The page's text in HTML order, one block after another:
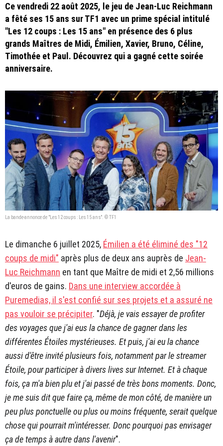
Ce vendredi 22 août 2025, le jeu de Jean-Luc Reichmann
a fêté ses 15 ans sur TF1 avec un prime spécial intitulé
"Les 12 coups : Les 15 ans" en présence des 6 plus
grands Maîtres de Midi, Émilien, Xavier, Bruno, Céline,
Timothée et Paul. Découvrez qui a gagné cette soirée
anniversaire.
La bande-annonce de "Les 12 coups : Les 15 ans". © TF1
Le dimanche 6 juillet 2025, Émilien a été éliminé des "12
coups de midi" après plus de deux ans auprès de Jean-
Luc Reichmann en tant que Maître de midi et 2,56 millions
d'euros de gains. Dans une interview accordée à
Puremedias, il s'est confié sur ses projets et a assuré ne
pas vouloir se précipiter. "Déjà, je vais essayer de profiter
des voyages que j'ai eus la chance de gagner dans les
différentes Étoiles mystérieuses. Et puis, j'ai eu la chance
aussi d'être invité plusieurs fois, notamment par le streamer
Étoile, pour participer à divers lives sur Internet. Et à chaque
fois, ça m'a bien plu et j'ai passé de très bons moments. Donc,
je me suis dit que faire ça, même de mon côté, de manière un
peu plus ponctuelle ou plus ou moins fréquente, serait quelque
chose qui pourrait m'intéresser. Donc pourquoi pas envisager
ça de temps à autre dans l'avenir".